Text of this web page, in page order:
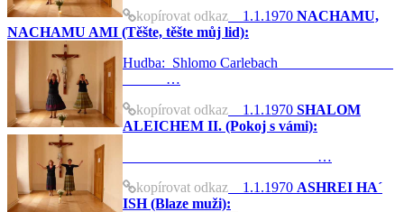
kopírovat odkaz 1.1.1970 NACHAMU,
NACHAMU AMI (Těšte, těšte můj lid):
Hudba: Shlomo Carlebach
…
kopírovat odkaz 1.1.1970 SHALOM
ALEICHEM II. (Pokoj s vámi):
…
kopírovat odkaz 1.1.1970 ASHREI HA´
ISH (Blaze muži):